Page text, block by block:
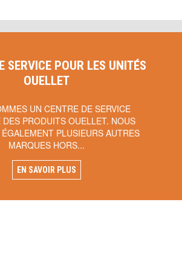
SERVICE POUR LES UNITÉS
OUELLET
UN CENTRE DE SERVICE
DES PRODUITS OUELLET. NOUS
PLUSIEURS AUTRES
MARQUES HORS...
EN SAVOIR PLUS